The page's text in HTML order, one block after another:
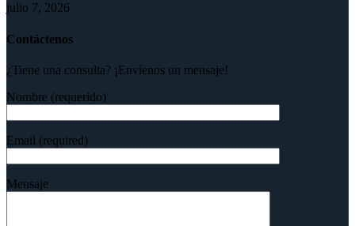
julio 7, 2026
Contáctenos
¿Tiene una consulta? ¡Envíenos un mensaje!
Nombre (requerido)
Email (required)
Mensaje